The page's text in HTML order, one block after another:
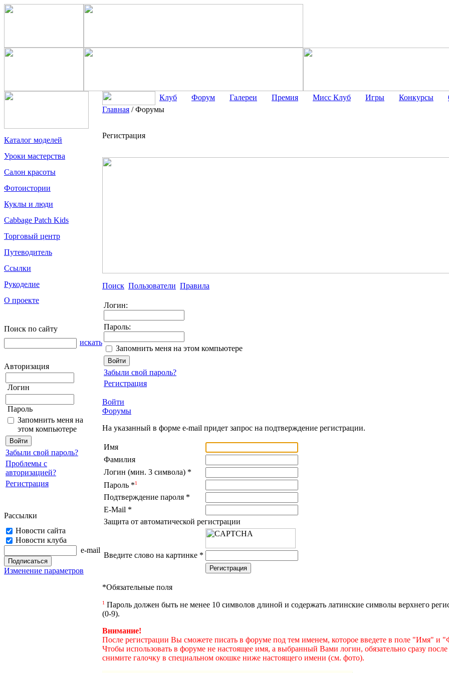
Каталог моделей
Уроки мастерства
Салон красоты
Фотоистории
Куклы и люди
Cabbage Patch Kids
Торговый центр
Путеводитель
Ссылки
Рукоделие
О проекте
Поиск по сайту
искать
Авторизация
Логин
Пароль
Запомнить меня на
этом компьютере
Забыли свой пароль?
Проблемы с
авторизацией?
Регистрация
Рассылки
Новости сайта
Новости клуба
e-mail
Изменение параметров
Клуб Форум Галереи Премия Мисс Клуб Игры Конкурсы
Главная /Форумы
Регистрация
Поиск Пользователи Правила
Логин:
Пароль:
Запомнить меня на этом компьютере
Забыли свой пароль?
Регистрация
Войти
Форумы
На указанный в форме e-mail придет запрос на подтверждение регистрации.
Имя
Фамилия
Логин (мин. 3 символа) *
Пароль *1
Подтверждение пароля *
E-Mail *
Защита от автоматической регистрации
Введите слово на картинке *
*Обязательные поля
1 Пароль должен быть не менее 10 символов длиной и содержать латинские символы верхнего
(0-9).
Внимание!
После регистрации Вы сможете писать в форуме под тем именем, которое введете в поле "Имя" и
Чтобы использовать в форуме не настоящее имя, а выбранный Вами логин, обязательно сразу
снимите галочку в специальном окошке ниже настоящего имени (см. фото).